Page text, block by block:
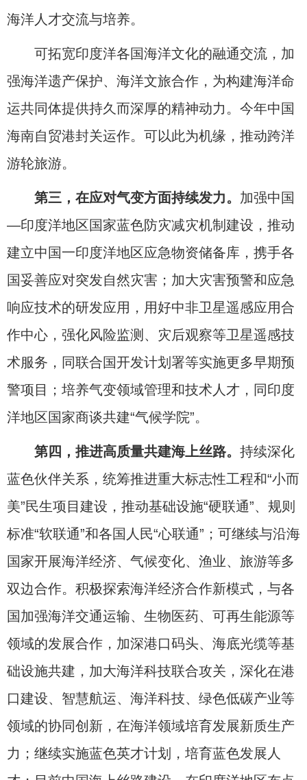
海洋人才交流与培养。
可拓宽印度洋各国海洋文化的融通交流，加
强海洋遗产保护、海洋文旅合作，为构建海洋命
运共同体提供持久而深厚的精神动力。今年中国
海南自贸港封关运作。可以此为机缘，推动跨洋
游轮旅游。
第三，在应对气变方面持续发力。 加强中国
—印度洋地区国家蓝色防灾减灾机制建设，推动
建立中国一印度洋地区应急物资储备库，携手各
国妥善应对突发自然灾害；加大灾害预警和应急
响应技术的研发应用，用好中非卫星遥感应用合
作中心，强化风险监测、灾后观察等卫星遥感技
术服务，同联合国开发计划署等实施更多早期预
警项目；培养气变领域管理和技术人才，同印度
洋地区国家商谈共建“气候学院”。
第四，推进高质量共建海上丝路。 持续深化
蓝色伙伴关系，统筹推进重大标志性工程和“小而
美”民生项目建设，推动基础设施“硬联通”、规则
标准“软联通”和各国人民“心联通”；可继续与沿海
国家开展海洋经济、气候变化、渔业、旅游等多
双边合作。积极探索海洋经济合作新模式，与各
国加强海洋交通运输、生物医药、可再生能源等
领域的发展合作，加深港口码头、海底光缆等基
础设施共建，加大海洋科技联合攻关，深化在港
口建设、智慧航运、海洋科技、绿色低碳产业等
领域的协同创新，在海洋领域培育发展新质生产
力；继续实施蓝色英才计划，培育蓝色发展人